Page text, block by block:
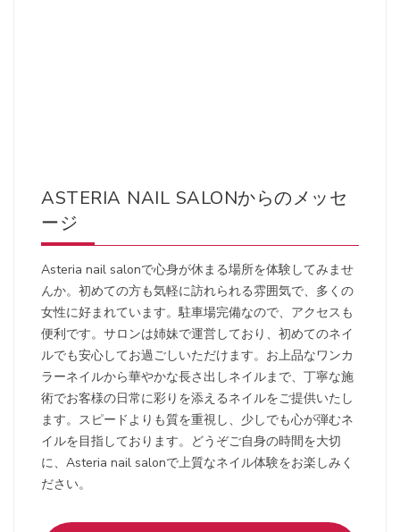
ASTERIA NAIL SALONからのメッセ
ージ
Asteria nail salonで心身が休まる場所を体験してみませ
んか。初めての方も気軽に訪れられる雰囲気で、多くの
女性に好まれています。駐車場完備なので、アクセスも
便利です。サロンは姉妹で運営しており、初めてのネイ
ルでも安心してお過ごしいただけます。お上品なワンカ
ラーネイルから華やかな長さ出しネイルまで、丁寧な施
術でお客様の日常に彩りを添えるネイルをご提供いたし
ます。スピードよりも質を重視し、少しでも心が弾むネ
イルを目指しております。どうぞご自身の時間を大切
に、Asteria nail salonで上質なネイル体験をお楽しみく
ださい。